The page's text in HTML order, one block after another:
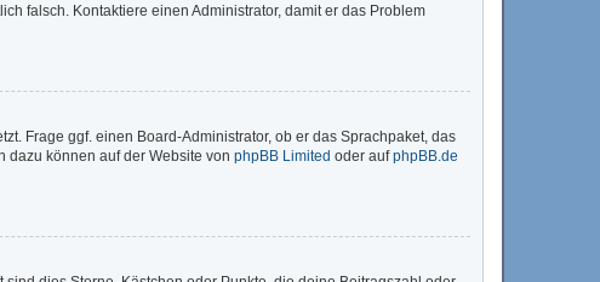
falsch. Kontaktiere einen Administrator, damit er das Problem
Frage ggf. einen Board-Administrator, ob er das Sprachpaket, das
dazu können auf der Website von phpBB Limited oder aufphpBB.de